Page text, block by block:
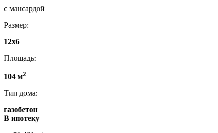
с мансардой
Размер:
12x6
Площадь:
104 м2
Тип дома:
газобетон
В ипотеку